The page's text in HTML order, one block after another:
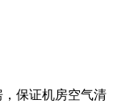
保证机房空气清